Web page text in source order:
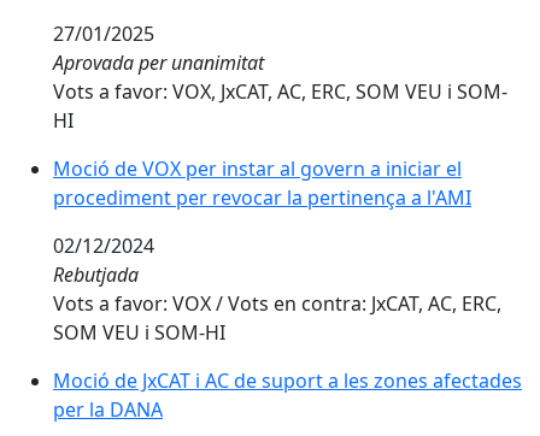
27/01/2025
Aprovada per unanimitat
Vots a favor: VOX, JxCAT, AC, ERC, SOM VEU i SOM-
HI
Moció de VOX per instar al govern a iniciar el
procediment per revocar la pertinença a l'AMI
02/12/2024
Rebutjada
Vots a favor: VOX / Vots en contra: JxCAT, AC, ERC,
SOM VEU i SOM-HI
Moció de JxCAT i AC de suport a les zones afectades
per la DANA